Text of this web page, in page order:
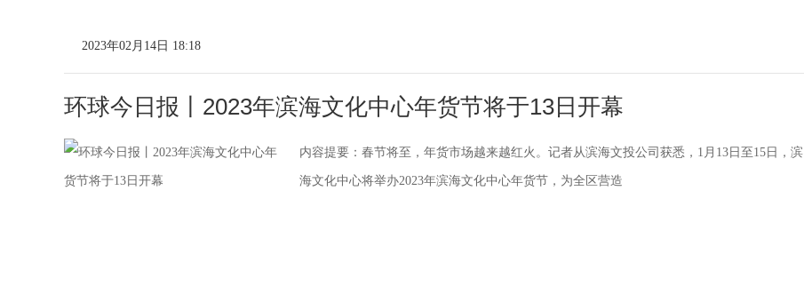
2023年02月14日 18:18
环球今日报丨2023年滨海文化中心年货节将于13日开幕
内容提要：春节将至，年货市场越来越红火。记者从滨海文投公司获悉，1月13日至15日，滨
海文化中心将举办2023年滨海文化中心年货节，为全区营造